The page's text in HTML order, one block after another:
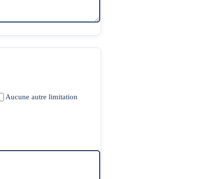
Aucune autre limitation